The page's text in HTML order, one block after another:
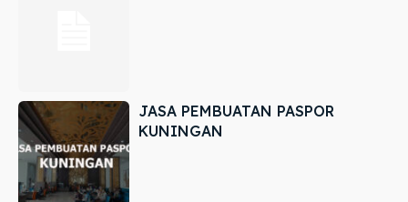
JASA PEMBUATAN PASPOR
KUNINGAN